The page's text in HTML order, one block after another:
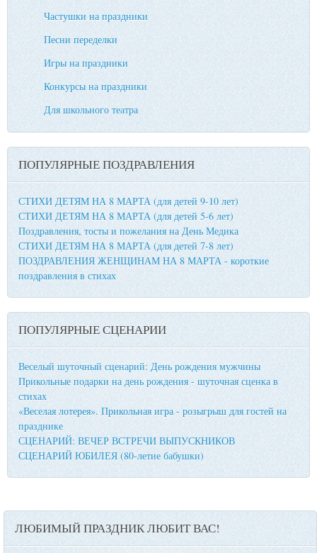
Частушки на праздники
Песни переделки
Игры на праздники
Конкурсы на праздники
Для школьного театра
ПОПУЛЯРНЫЕ ПОЗДРАВЛЕНИЯ
СТИХИ ДЕТЯМ НА 8 МАРТА (для детей 9-10 лет)
СТИХИ ДЕТЯМ НА 8 МАРТА (для детей 5-6 лет)
Поздравления, тосты и пожелания на День Медика
СТИХИ ДЕТЯМ НА 8 МАРТА (для детей 7-8 лет)
ПОЗДРАВЛЕНИЯ ЖЕНЩИНАМ НА 8 МАРТА - короткие
поздравления в стихах
ПОПУЛЯРНЫЕ СЦЕНАРИИ
Веселый шуточный сценарий: День рождения мужчины
Прикольные подарки на день рождения - шуточная сценка в
стихах
«Веселая лотерея». Прикольная игра - розыгрыш для гостей на
празднике
СЦЕНАРИЙ: ВЕЧЕР ВСТРЕЧИ ВЫПУСКНИКОВ
СЦЕНАРИЙ ЮБИЛЕЯ (80-летие бабушки)
ЛЮБИМЫЙ ПРАЗДНИК ЛЮБИТ ВАС!